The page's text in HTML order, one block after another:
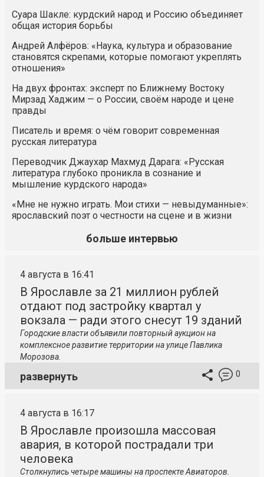
Суара Шакле: курдский народ и Россию объединяет
общая история борьбы
Андрей Алфёров: «Наука, культура и образование
становятся скрепами, которые помогают укреплять
отношения»
На двух фронтах: эксперт по Ближнему Востоку
Мирзад Хаджим — о России, своём народе и цене
правды
Писатель и время: о чём говорит современная
русская литература
Переводчик Джаухар Махмуд Дарага: «Русская
литература глубоко проникла в сознание и
мышление курдского народа»
«Мне не нужно играть. Мои стихи — невыдуманные»:
ярославский поэт о честности на сцене и в жизни
больше интервью
4 августа в 16:41
В Ярославле за 21 миллион рублей
отдают под застройку квартал у
вокзала — ради этого снесут 19 зданий
Городские власти объявили повторный аукцион на
комплексное развитие территории на улице Павлика
Морозова.
развернуть 0
4 августа в 16:17
В Ярославле произошла массовая
авария, в которой пострадали три
человека
Столкнулись четыре машины на проспекте Авиаторов.